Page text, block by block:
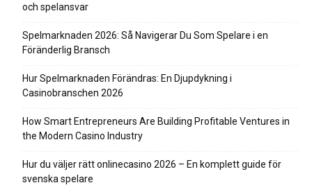
och spelansvar
Spelmarknaden 2026: Så Navigerar Du Som Spelare i en
Föränderlig Bransch
Hur Spelmarknaden Förändras: En Djupdykning i
Casinobranschen 2026
How Smart Entrepreneurs Are Building Profitable Ventures in
the Modern Casino Industry
Hur du väljer rätt onlinecasino 2026 – En komplett guide för
svenska spelare